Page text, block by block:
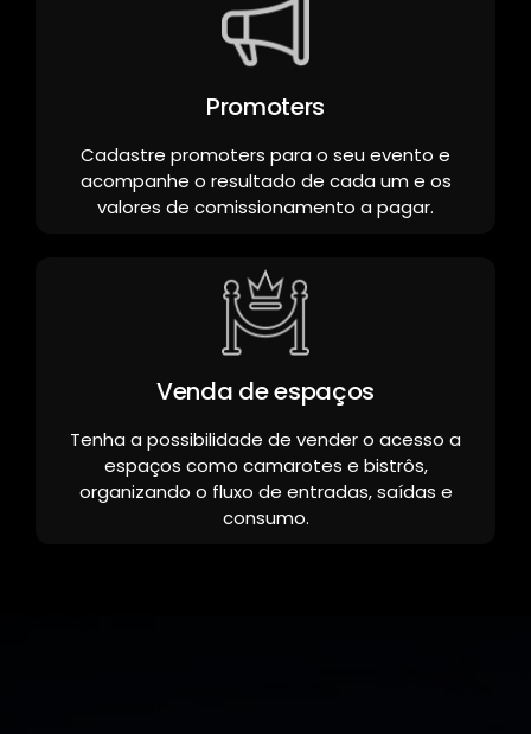
Promoters
Cadastre promoters para o seu evento e
acompanhe o resultado de cada um e os
valores de comissionamento a pagar.
Venda de espaços
Tenha a possibilidade de vender o acesso a
espaços como camarotes e bistrôs,
organizando o fluxo de entradas, saídas e
consumo.